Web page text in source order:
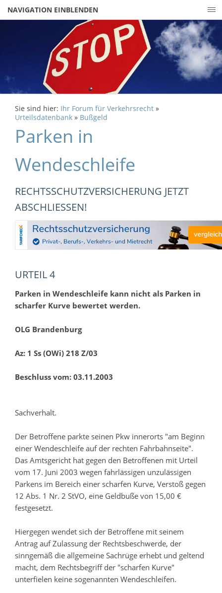
NAVIGATION EINBLENDEN
Sie sind hier: Ihr Forum für Verkehrsrecht »
Urteilsdatenbank » Bußgeld
Parken in
Wendeschleife
RECHTSSCHUTZVERSICHERUNG JETZT
ABSCHLIESSEN!
URTEIL 4
Parken in Wendeschleife kann nicht als Parken in
scharfer Kurve bewertet werden.
OLG Brandenburg
Az: 1 Ss (OWi) 218 Z/03
Beschluss vom: 03.11.2003
Sachverhalt.
Der Betroffene parkte seinen Pkw innerorts "am Beginn
einer Wendeschleife auf der rechten Fahrbahnseite".
Das Amtsgericht hat gegen den Betroffenen mit Urteil
vom 17. Juni 2003 wegen fahrlässigen unzulässigen
Parkens im Bereich einer scharfen Kurve, Verstoß gegen
12 Abs. 1 Nr. 2 StVO, eine Geldbuße von 15,00 €
festgesetzt.
Hiergegen wendet sich der Betroffene mit seinem
Antrag auf Zulassung der Rechtsbeschwerde, der
sinngemäß die allgemeine Sachrüge erhebt und geltend
macht, dem Rechtsbegriff der "scharfen Kurve"
unterfielen keine sogenannten Wendeschleifen.